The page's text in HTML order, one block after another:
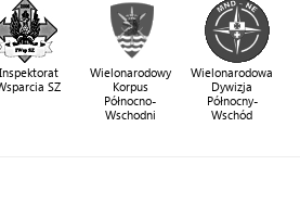
Inspektorat
SZ
Wielonarodowy
Korpus
Północno-
Wschodni
Wielonarodowa
Dywizja
Północny-
Wschód